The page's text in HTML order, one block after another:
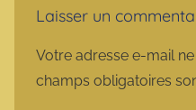
Laisser un
Votre adresse e-mail
champs obligatoires